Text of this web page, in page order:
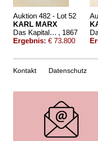
Auktion 482 - Lot 52
KARL MARX
Das Kapital. Band 1 , 1867
Ergebnis: € 73.800
Kontakt Datenschutz